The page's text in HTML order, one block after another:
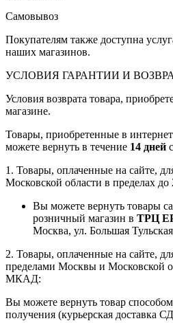
Самовывоз
Покупателям также доступна
наших магазинов.
УСЛОВИЯ ГАРАНТИИ И
Условия возврата товара,
магазине.
Товары, приобретенные в
можете вернуть в течение 14 дней
1. Товары, оплаченные на сайте,
Московской области в пределах
Вы можете вернуть товары
розничный магазин в ТРЦ
Москва, ул. Большая
2. Товары, оплаченные на сайте,
пределами Москвы и Московской
МКАД:
Вы можете вернуть товар
получения (курьерская доставка